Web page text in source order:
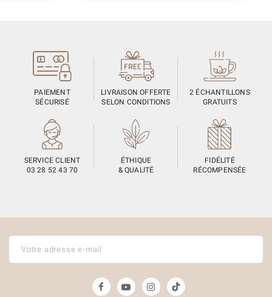
PAIEMENT
SÉCURISÉ
LIVRAISON OFFERTE
SELON CONDITIONS
2 ÉCHANTILLONS
GRATUITS
SERVICE CLIENT
03 28 52 43 70
ÉTHIQUE
& QUALITÉ
FIDÉLITÉ
RÉCOMPENSÉE